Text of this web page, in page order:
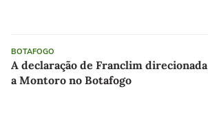
BOTAFOGO
A declaração de Franclim direcionada
a Montoro no Botafogo